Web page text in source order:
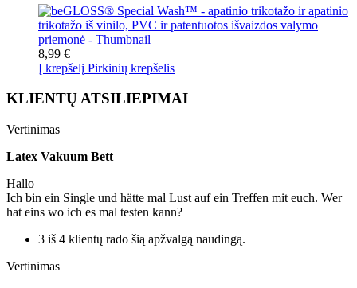
8,99 €
Į krepšelį Pirkinių krepšelis
KLIENTŲ ATSILIEPIMAI
Vertinimas
Latex Vakuum Bett
Hallo
Ich bin ein Single und hätte mal Lust auf ein Treffen mit euch. Wer
hat eins wo ich es mal testen kann?
3 iš 4 klientų rado šią apžvalgą naudingą.
Vertinimas